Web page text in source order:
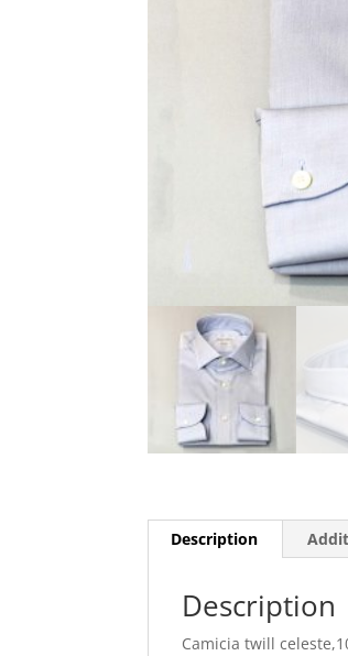
Description
Description
Camicia twill